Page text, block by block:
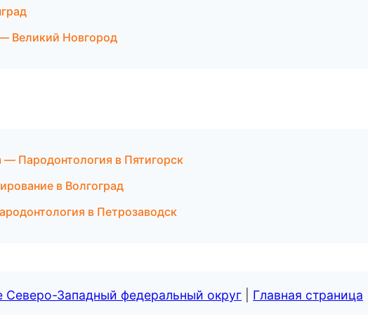
Великий Новгород
— Пародонтология в Пятигорск
в Волгоград
в Петрозаводск
Северо-Западный федеральный округ Главная страница